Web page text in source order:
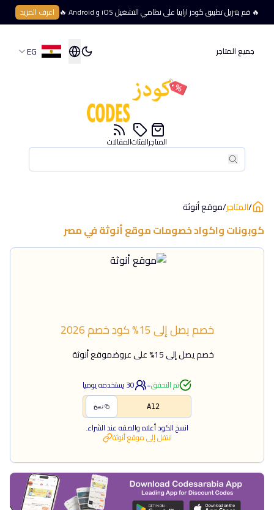
🔥 قم بتنزيل تطبيق كودز ارابيا على نظامي التشغيل iOS و Android 🔥 اعرف المزيد
جميع المتاجر EG
بحث
بحث
المتاجرالفئاتالمقالات
/المتاجر/موقع أنوثة
كوبونات واكواد خصوماتموقع أنوثةفيمصر
خصم يصل إلى 15% كود خصم2026
خصم يصل إلى 15% على عروضموقع أنوثة
تم التحقق-
30يستخدمه يوميا
A12 نسخ
انسخ الكود أعلاه والصقه عند الشراء.
انتقل إلىموقع أنوثة